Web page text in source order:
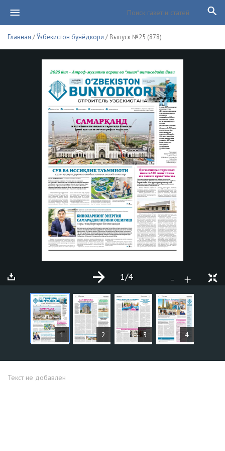
Главная /Ўзбекистон бунёдкори / Выпуск №25 (878)
1 2 3 4
- +
1/4
СТАТЬИ
Текст не добавлен